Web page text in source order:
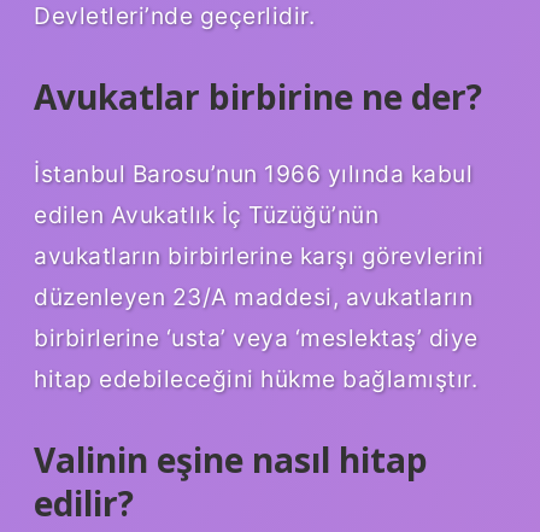
Devletleri’nde geçerlidir.
Avukatlar birbirine ne der?
İstanbul Barosu’nun 1966 yılında kabul
edilen Avukatlık İç Tüzüğü’nün
avukatların birbirlerine karşı görevlerini
düzenleyen 23/A maddesi, avukatların
birbirlerine ‘usta’ veya ‘meslektaş’ diye
hitap edebileceğini hükme bağlamıştır.
Valinin eşine nasıl hitap
edilir?